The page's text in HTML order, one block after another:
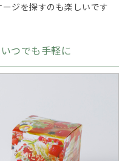
ジを探すのも楽しいです
つでも手軽に